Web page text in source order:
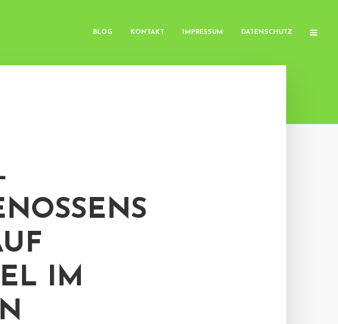
BLOG KONTAKT IMPRESSUM DATENSCHUTZ
IM